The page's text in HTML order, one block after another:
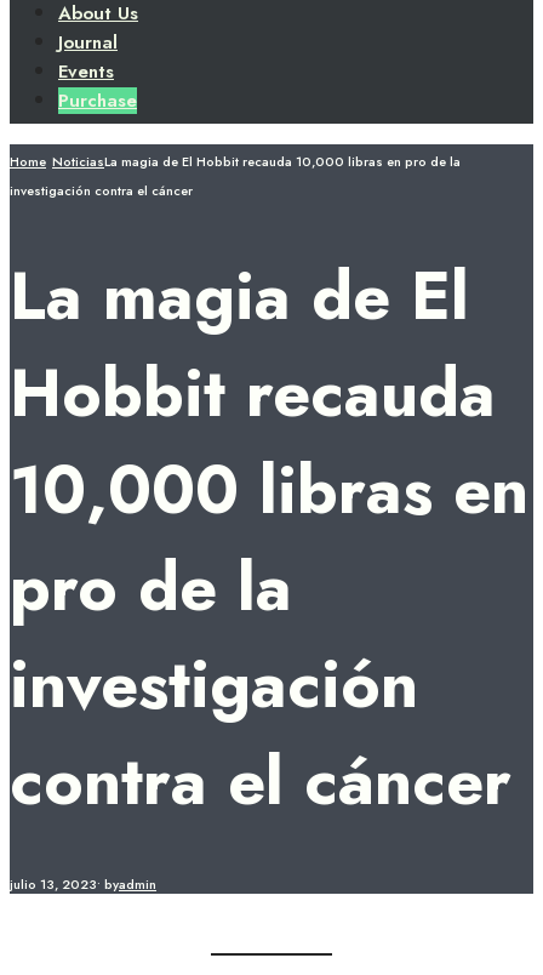
About Us
Journal
Events
Purchase
Home NoticiasLa magia de El Hobbit recauda 10,000 libras en pro de la
investigación contra el cáncer
La magia de El
Hobbit recauda
10,000 libras en
pro de la
investigación
contra el cáncer
julio 13, 2023• byadmin